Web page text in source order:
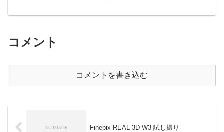
コメント
コメントを書き込む
Finepix REAL 3D W3 試し撮り